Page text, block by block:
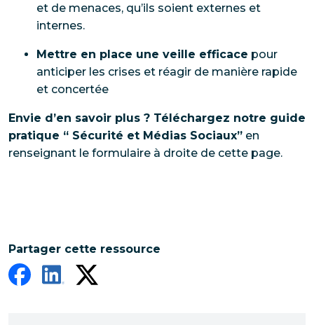
et de menaces, qu’ils soient externes et
internes.
Mettre en place une veille efficace pour
anticiper les crises et réagir de manière rapide
et concertée
Envie d’en savoir plus ? Téléchargez notre guide
pratique “ Sécurité et Médias Sociaux” en
renseignant le formulaire à droite de cette page.
Partager cette ressource